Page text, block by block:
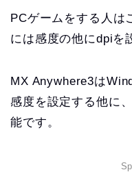
PCゲームをする人は
には感度の他にdpiを
MX Anywhere3は
感度を設定する他に
能です。